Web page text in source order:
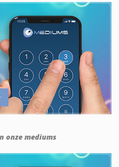
onze mediums